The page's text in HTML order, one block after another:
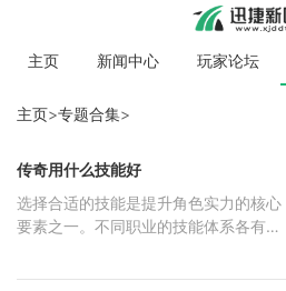
主页 新闻中心 玩家论坛
主页>专题合集>
传奇用什么技能好
选择合适的技能是提升角色实力的核心
要素之一。不同职业的技能体系各有特